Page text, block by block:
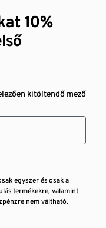
10%
kitöltendő mező
egyszer és csak a
termékekre, valamint
nem váltható.